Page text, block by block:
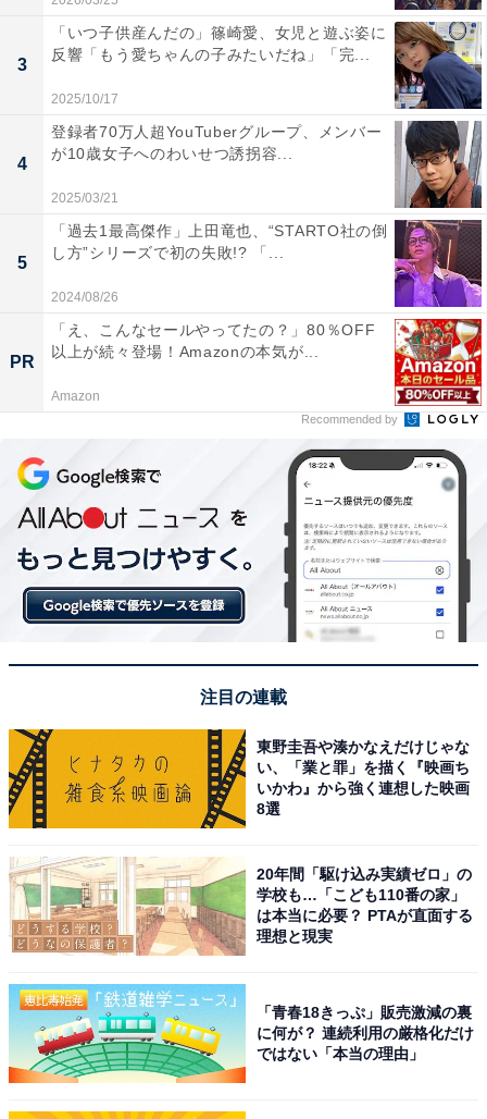
3
「いつ子供産んだの」篠崎愛、女児と遊ぶ姿に
反響「もう愛ちゃんの子みたいだね」「完...
2025/10/17
4
登録者70万人超YouTuberグループ、メンバー
が10歳女子へのわいせつ誘拐容...
2025/03/21
5
「過去1最高傑作」上田竜也、“STARTO社の倒
し方”シリーズで初の失敗!? 「...
2024/08/26
PR
「え、こんなセールやってたの？」80％OFF
以上が続々登場！Amazonの本気が...
Amazon
Recommended by
注目の連載
東野圭吾や湊かなえだけじゃな
い、「業と罪」を描く『映画ち
いかわ』から強く連想した映画
8選
20年間「駆け込み実績ゼロ」の
学校も…「こども110番の家」
は本当に必要？ PTAが直面する
理想と現実
「青春18きっぷ」販売激減の裏
に何が？ 連続利用の厳格化だけ
ではない「本当の理由」